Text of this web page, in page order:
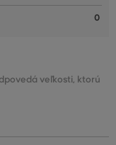
0
veľkosti, ktorú